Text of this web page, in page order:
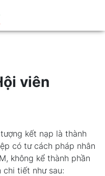
viên
kết nạp là thành
có tư cách pháp nhân
không kể thành phần
chi tiết như sau: